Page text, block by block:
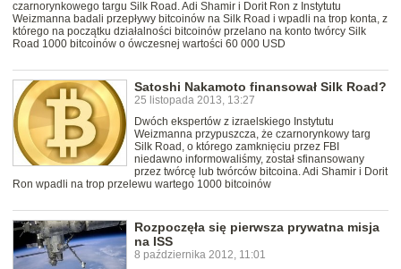
czarnorynkowego targu Silk Road. Adi Shamir i Dorit Ron z Instytutu
Weizmanna badali przepływy bitcoinów na Silk Road i wpadli na trop konta, z
którego na początku działalności bitcoinów przelano na konto twórcy Silk
Road 1000 bitcoinów o ówczesnej wartości 60 000 USD
Satoshi Nakamoto finansował Silk Road?
25 listopada 2013, 13:27
Dwóch ekspertów z izraelskiego Instytutu
Weizmanna przypuszcza, że czarnorynkowy targ
Silk Road, o którego zamknięciu przez FBI
niedawno informowaliśmy, został sfinansowany
przez twórcę lub twórców bitcoina. Adi Shamir i Dorit
Ron wpadli na trop przelewu wartego 1000 bitcoinów
Rozpoczęła się pierwsza prywatna misja
na ISS
8 października 2012, 11:01